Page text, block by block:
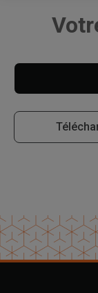
, , ,
Obtenir
Veuillez mettre à
navigation